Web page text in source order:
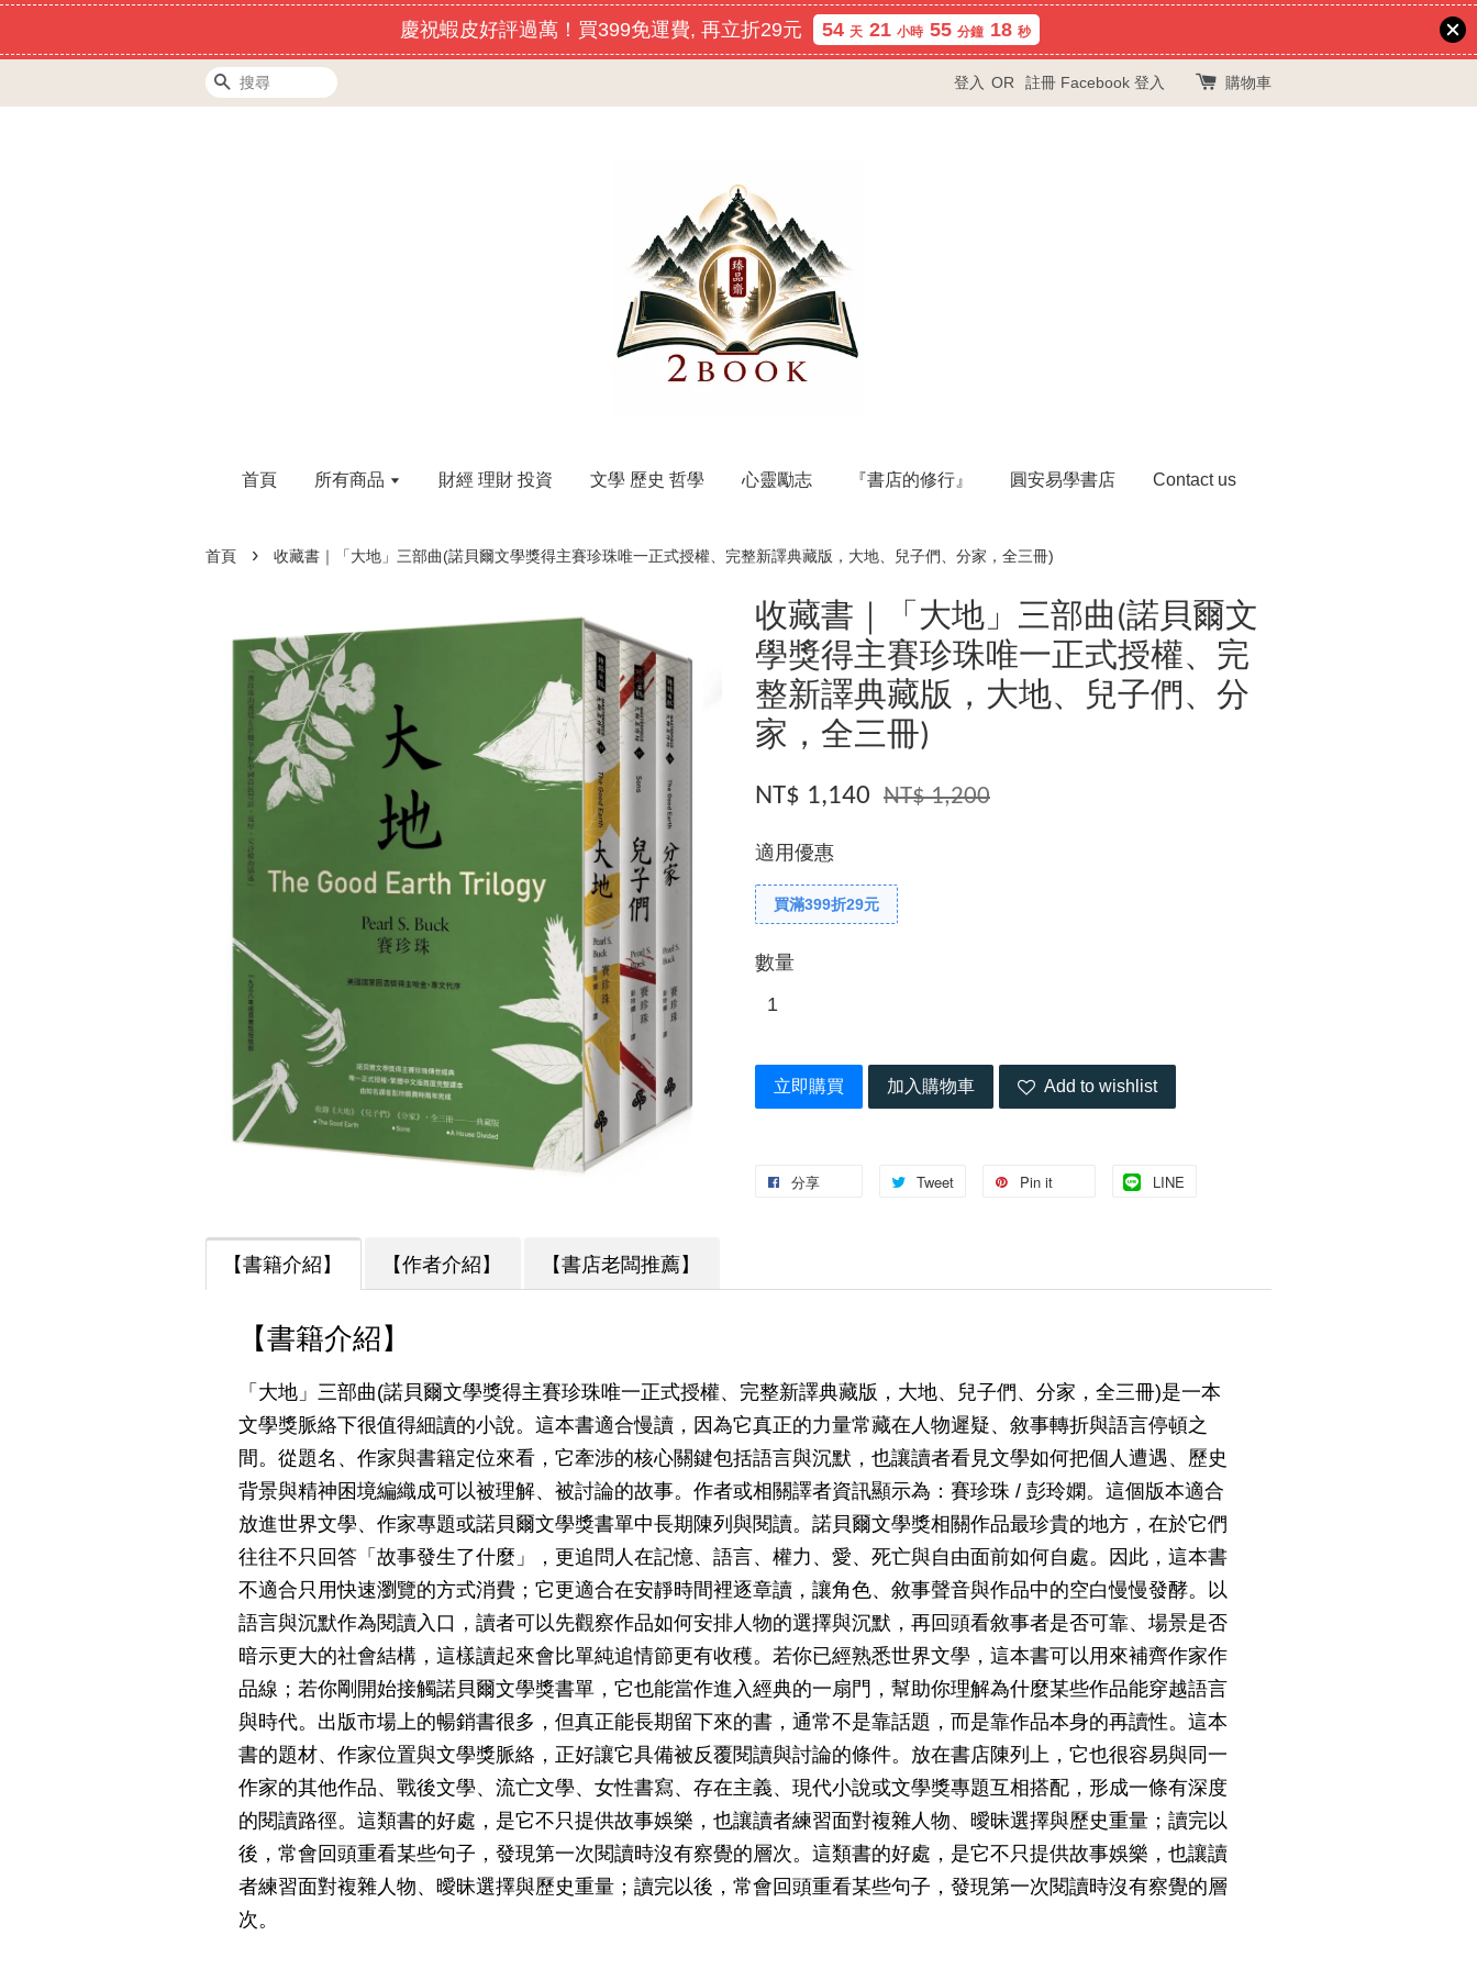
慶祝蝦皮好評過萬！買399免運費, 再立折29元 54 天 21 小時 55 分鐘 18 秒
搜尋 登入 OR 註冊 Facebook 登入 購物車
首頁 所有商品 財經 理財 投資 文學 歷史 哲學 心靈勵志 『書店的修行』 圓安易學書店 Contact us
首頁 › 收藏書｜「大地」三部曲(諾貝爾文學獎得主賽珍珠唯一正式授權、完整新譯典藏版，大地、兒子們、分家，全三冊)
收藏書｜「大地」三部曲(諾貝爾文
學獎得主賽珍珠唯一正式授權、完
整新譯典藏版，大地、兒子們、分
家，全三冊)
NT$ 1,140 NT$ 1,200
適用優惠
買滿399折29元
數量
立即購買 加入購物車 Add to wishlist
分享 Tweet Pin it LINE
【書籍介紹】 【作者介紹】 【書店老闆推薦】
【書籍介紹】
「大地」三部曲(諾貝爾文學獎得主賽珍珠唯一正式授權、完整新譯典藏版，大地、兒子們、分家，全三冊)是一本
文學獎脈絡下很值得細讀的小說。這本書適合慢讀，因為它真正的力量常藏在人物遲疑、敘事轉折與語言停頓之
間。從題名、作家與書籍定位來看，它牽涉的核心關鍵包括語言與沉默，也讓讀者看見文學如何把個人遭遇、歷史
背景與精神困境編織成可以被理解、被討論的故事。作者或相關譯者資訊顯示為：賽珍珠 / 彭玲嫻。這個版本適合
放進世界文學、作家專題或諾貝爾文學獎書單中長期陳列與閱讀。諾貝爾文學獎相關作品最珍貴的地方，在於它們
往往不只回答「故事發生了什麼」，更追問人在記憶、語言、權力、愛、死亡與自由面前如何自處。因此，這本書
不適合只用快速瀏覽的方式消費；它更適合在安靜時間裡逐章讀，讓角色、敘事聲音與作品中的空白慢慢發酵。以
語言與沉默作為閱讀入口，讀者可以先觀察作品如何安排人物的選擇與沉默，再回頭看敘事者是否可靠、場景是否
暗示更大的社會結構，這樣讀起來會比單純追情節更有收穫。若你已經熟悉世界文學，這本書可以用來補齊作家作
品線；若你剛開始接觸諾貝爾文學獎書單，它也能當作進入經典的一扇門，幫助你理解為什麼某些作品能穿越語言
與時代。出版市場上的暢銷書很多，但真正能長期留下來的書，通常不是靠話題，而是靠作品本身的再讀性。這本
書的題材、作家位置與文學獎脈絡，正好讓它具備被反覆閱讀與討論的條件。放在書店陳列上，它也很容易與同一
作家的其他作品、戰後文學、流亡文學、女性書寫、存在主義、現代小說或文學獎專題互相搭配，形成一條有深度
的閱讀路徑。這類書的好處，是它不只提供故事娛樂，也讓讀者練習面對複雜人物、曖昧選擇與歷史重量；讀完以
後，常會回頭重看某些句子，發現第一次閱讀時沒有察覺的層次。這類書的好處，是它不只提供故事娛樂，也讓讀
者練習面對複雜人物、曖昧選擇與歷史重量；讀完以後，常會回頭重看某些句子，發現第一次閱讀時沒有察覺的層
次。